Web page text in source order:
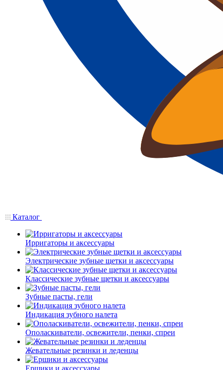
Каталог
Ирригаторы и аксессуары
Электрические зубные щетки и аксессуары
Классические зубные щетки и аксессуары
Зубные пасты, гели
Индикация зубного налета
Ополаскиватели, освежители, пенки, спреи
Жевательные резинки и леденцы
Ершики и аксессуары